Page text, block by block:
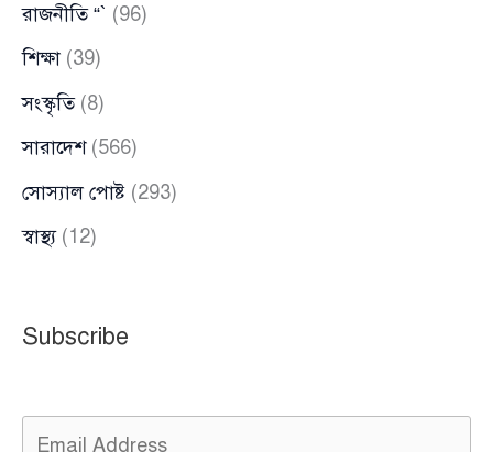
রাজনীতি “` (96)
শিক্ষা (39)
সংস্কৃতি(8)
সারাদেশ(566)
সোস্যাল পোষ্ট (293)
স্বাস্থ্য(12)
Subscribe